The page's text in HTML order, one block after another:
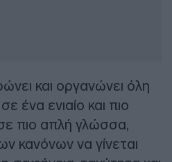
και οργανώνει όλη
ένα ενιαίο και πιο
πιο απλή γλώσσα,
κανόνων να γίνεται